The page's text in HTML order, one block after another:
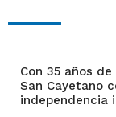
Con 35 años
San Cayetano
independencia